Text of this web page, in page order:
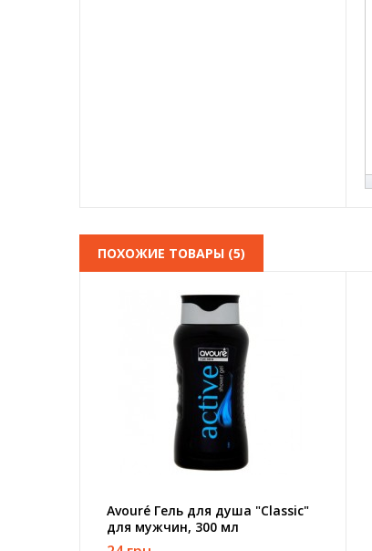
ПОХОЖИЕ ТОВАРЫ (5)
Avouré Гель для душа "Classic"
для мужчин, 300 мл